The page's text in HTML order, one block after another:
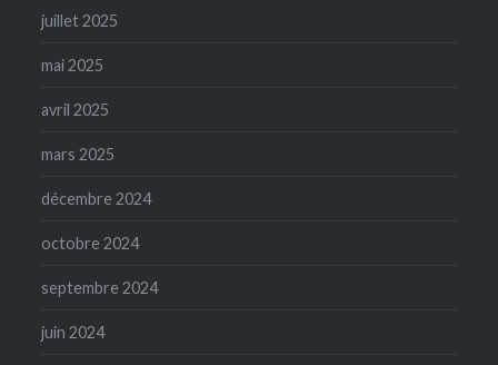
juillet 2025
mai 2025
avril 2025
mars 2025
décembre 2024
octobre 2024
septembre 2024
juin 2024